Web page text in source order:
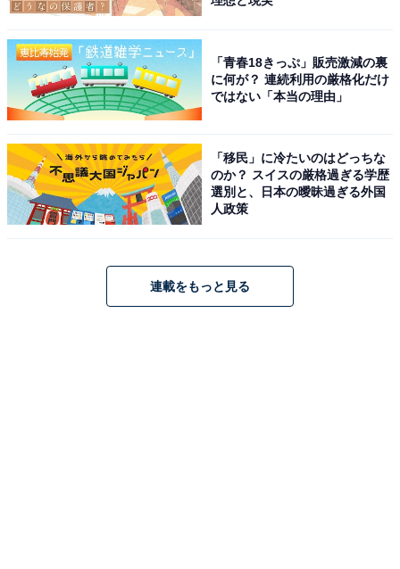
「青春18きっぷ」販売激減の裏
に何が？ 連続利用の厳格化だけ
ではない「本当の理由」
「移民」に冷たいのはどっちな
のか？ スイスの厳格過ぎる学歴
選別と、日本の曖昧過ぎる外国
人政策
連載をもっと見る